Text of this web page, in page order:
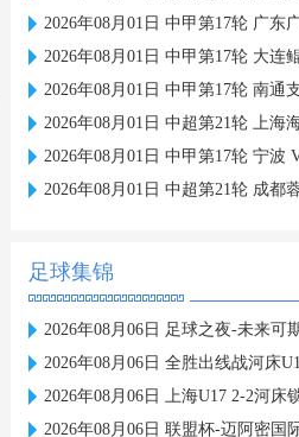
2026年08月01日 中甲第17轮 广东广州豹
2026年08月01日 中甲第17轮 大连鲲城
2026年08月01日 中甲第17轮 南通支云
2026年08月01日 中超第21轮 上海海
2026年08月01日 中甲第17轮 宁波
2026年08月01日 中超第21轮 成都蓉
足球集锦
2026年08月06日 足球之夜-未来可
2026年08月06日 全胜出线战河床U17！U17国足2-1十
2026年08月06日 上海U17 2-2河床锁定B组第1 吕孟
2026年08月06日 联盟杯-迈阿密国际4-2圣路易